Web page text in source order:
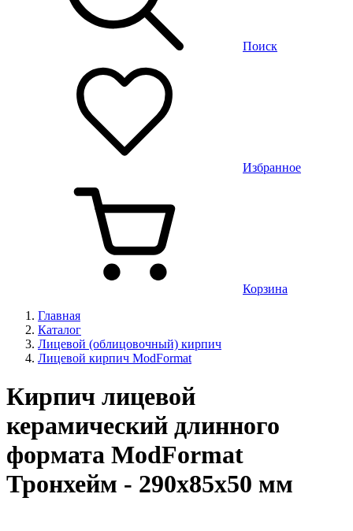
Поиск
Избранное
Корзина
Главная
Каталог
Лицевой (облицовочный) кирпич
Лицевой кирпич ModFormat
Кирпич лицевой
керамический длинного
формата ModFormat
Тронхейм - 290x85x50 мм